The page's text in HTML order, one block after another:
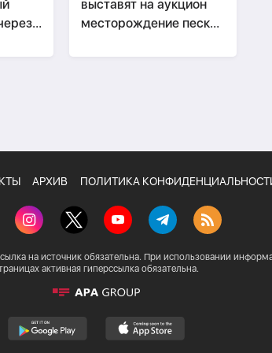
выставят на аукцион
месторождение песка
АРХИВ ПОЛИТИКА
на источник обязательна. При использовании
активная гиперссылка обязательна.